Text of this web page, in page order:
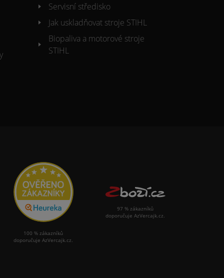
Servisní středisko
Jak uskladňovat stroje STIHL
Biopaliva a motorové stroje
STIHL
100 % zákazníků
doporučuje AzVercajk.cz.
97 % zákazníků
doporučuje AzVercajk.cz.